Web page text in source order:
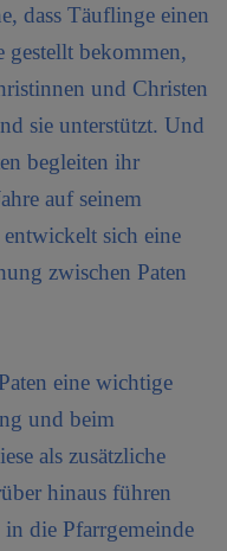
dass Täuflinge einen
gestellt bekommen,
und Christen
sie unterstützt. Und
begleiten ihr
auf seinem
sich eine
zwischen Paten
eine wichtige
und beim
als zusätzliche
hinaus führen
die Pfarrgemeinde